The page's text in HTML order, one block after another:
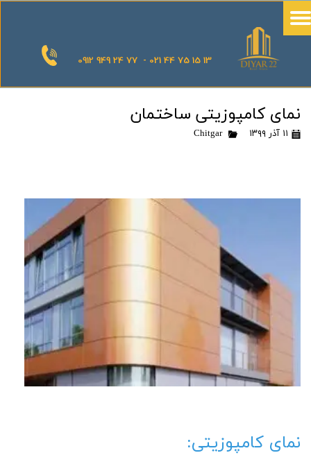
0912 949 24 77 - 021 44 75 15 13
نمای کامپوزیتی ساختمان
۱۱ آذر ۱۳۹۹ Chitgar
نمای کامپوزیتی: